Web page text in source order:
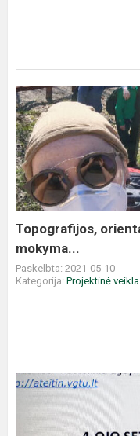
Topografijos,
mokyma...
Paskelbta: 2021-05-10
Kategorija: Projektinė veikla